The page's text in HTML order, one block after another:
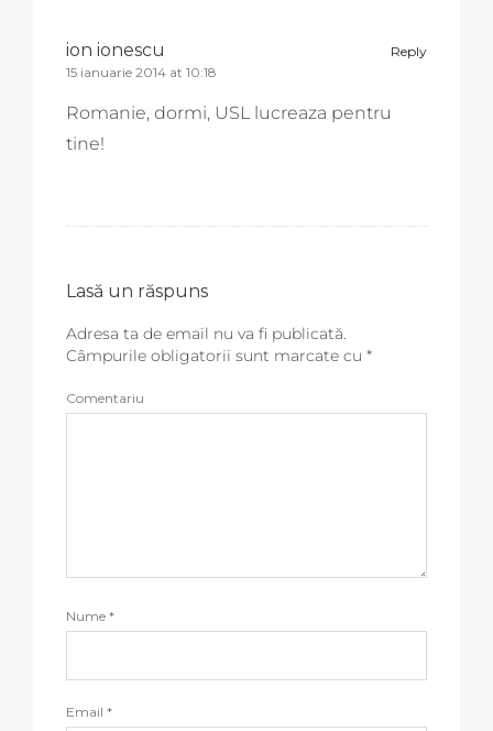
Reply
ion ionescu
15 ianuarie 2014 at 10:18
Romanie, dormi, USL lucreaza pentru
tine!
Lasă un răspuns
Adresa ta de email nu va fi publicată.
Câmpurile obligatorii sunt marcate cu *
Comentariu
Nume *
Email *